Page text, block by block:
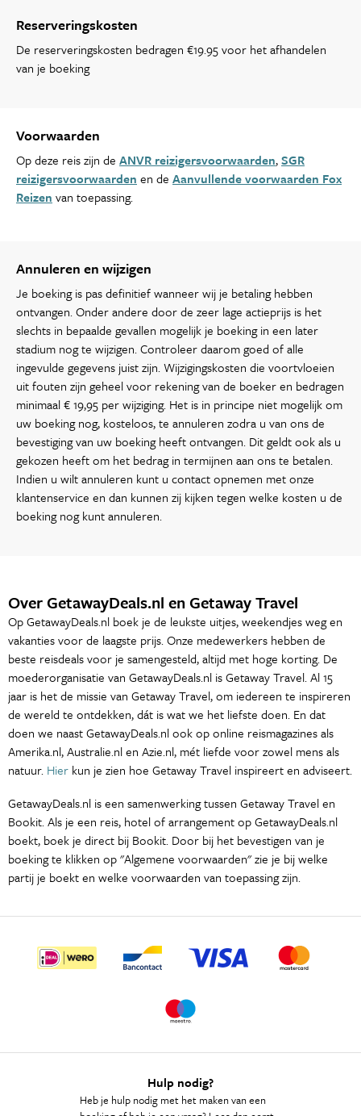
Reserveringskosten
De reserveringskosten bedragen €19.95 voor het afhandelen
van je boeking
Voorwaarden
Op deze reis zijn de ANVR reizigersvoorwaarden,SGR
reizigersvoorwaarden en de Aanvullende voorwaarden Fox
Reizen van toepassing.
Annuleren en wijzigen
Je boeking is pas definitief wanneer wij je betaling hebben
ontvangen. Onder andere door de zeer lage actieprijs is het
slechts in bepaalde gevallen mogelijk je boeking in een later
stadium nog te wijzigen. Controleer daarom goed of alle
ingevulde gegevens juist zijn. Wijzigingskosten die voortvloeien
uit fouten zijn geheel voor rekening van de boeker en bedragen
minimaal € 19,95 per wijziging. Het is in principe niet mogelijk om
uw boeking nog, kosteloos, te annuleren zodra u van ons de
bevestiging van uw boeking heeft ontvangen. Dit geldt ook als u
gekozen heeft om het bedrag in termijnen aan ons te betalen.
Indien u wilt annuleren kunt u contact opnemen met onze
klantenservice en dan kunnen zij kijken tegen welke kosten u de
boeking nog kunt annuleren.
Over GetawayDeals.nl en Getaway Travel
Op GetawayDeals.nl boek je de leukste uitjes, weekendjes weg en
vakanties voor de laagste prijs. Onze medewerkers hebben de
beste reisdeals voor je samengesteld, altijd met hoge korting. De
moederorganisatie van GetawayDeals.nl is Getaway Travel. Al 15
jaar is het de missie van Getaway Travel, om iedereen te inspireren
de wereld te ontdekken, dát is wat we het liefste doen. En dat
doen we naast GetawayDeals.nl ook op online reismagazines als
Amerika.nl, Australie.nl en Azie.nl, mét liefde voor zowel mens als
natuur. Hier kun je zien hoe Getaway Travel inspireert en adviseert.
GetawayDeals.nl is een samenwerking tussen Getaway Travel en
Bookit. Als je een reis, hotel of arrangement op GetawayDeals.nl
boekt, boek je direct bij Bookit. Door bij het bevestigen van je
boeking te klikken op "Algemene voorwaarden" zie je bij welke
partij je boekt en welke voorwaarden van toepassing zijn.
Hulp nodig?
Heb je hulp nodig met het maken van een